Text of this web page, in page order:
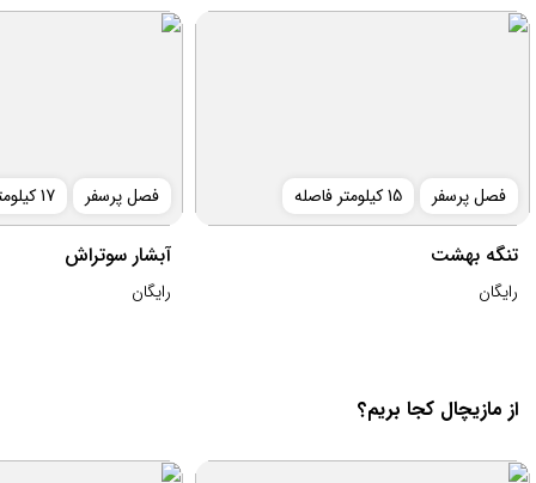
فصل پرسفر 15 کیلومتر فاصله
تنگه بهشت
رایگان
فصل پرسفر 17 کیلومتر فاصله
آبشار سوتراش
رایگان
از مازیچال کجا بریم؟